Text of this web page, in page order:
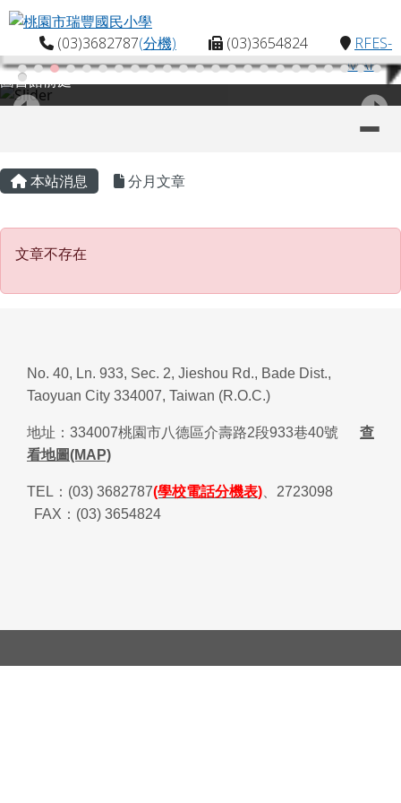
跳至主內容區
桃園市瑞豐國民小學
(03)3682787(分機) (03)3654824
RFES-
MAP
圖書館前庭
主內容區域
本站消息 分月文章
文章不存在
文章不存在
頁尾區域
No. 40, Ln. 933, Sec. 2, Jieshou Rd., Bade Dist.,
Taoyuan City 334007, Taiwan (R.O.C.)
地址： 334007桃園市八德區介壽路2段933巷40號
查
看地圖(MAP)
TEL ： (03) 3682787(學校電話分機表)
2723098
FAX ： (03) 3654824